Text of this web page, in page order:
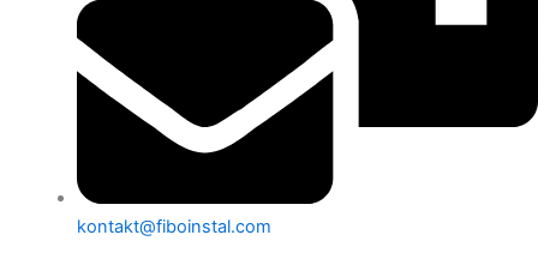
kontakt@fiboinstal.com